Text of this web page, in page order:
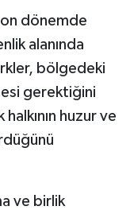
dönemde
alanında
bölgedeki
gerektiğini
huzur ve
ve birlik